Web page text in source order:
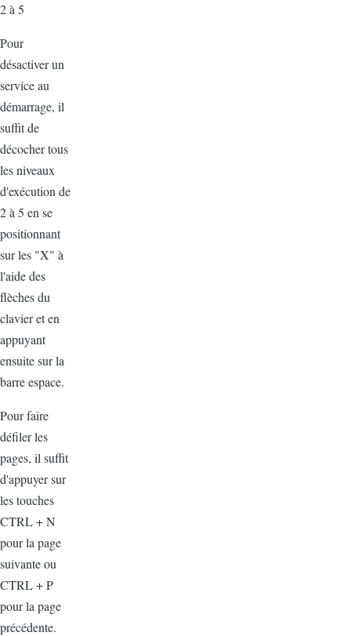
2 à 5
Pour
désactiver un
service au
démarrage, il
suffit de
décocher tous
les niveaux
d'exécution de
2 à 5 en se
positionnant
sur les "X" à
l'aide des
flèches du
clavier et en
appuyant
ensuite sur la
barre espace.
Pour faire
défiler les
pages, il suffit
d'appuyer sur
les touches
CTRL + N
pour la page
suivante ou
CTRL + P
pour la page
précédente.